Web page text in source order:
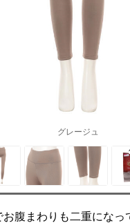
グレージュ
お腹まわりも二重になっ